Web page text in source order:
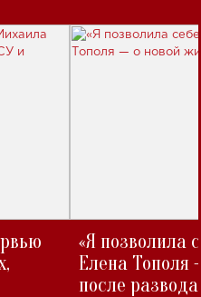
«Я позволила
Елена Тополя
после развода